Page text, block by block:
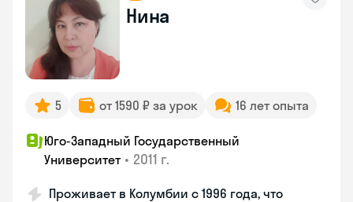
Нина
5 от 1590 ₽ за урок 16 лет опыта
Юго-Западный Государственный
Университет • 2011 г.
Проживает в Колумбии с 1996 года, что